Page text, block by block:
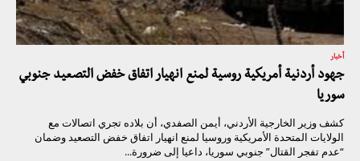
أخبار
جهود أردنية أمريكية روسية لمنع انهيار اتفاق خفض التصعيد جنوبي
سوريا
كشف وزير الخارجية الأردني، أيمن الصفدي، أن بلاده تجري اتصالات مع
الولايات المتحدة الأمريكية وروسيا لمنع انهيار اتفاق خفض التصعيد وضمان
“عدم تفجر القتال” جنوبي سوريا، داعيا إلى ضرورة...